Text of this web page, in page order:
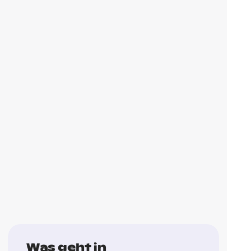
Was geht in